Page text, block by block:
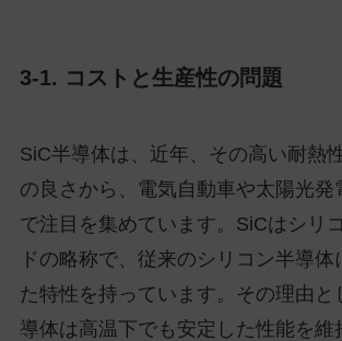
3-1. コストと生産性の問題
SiC半導体は、近年、その高い耐熱
の良さから、電気自動車や太陽光発
で注目を集めています。SiCはシリ
ドの略称で、従来のシリコン半導体
た特性を持っています。その理由と
導体は高温下でも安定した性能を維